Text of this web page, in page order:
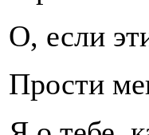
О, если
Прости